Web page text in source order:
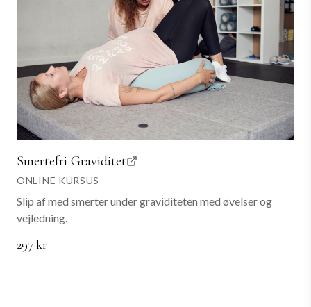
Smertefri Graviditet
ONLINE KURSUS
Slip af med smerter under graviditeten med øvelser og
vejledning.
297 kr